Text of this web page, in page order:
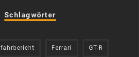
Schlagwörter
fahrbericht Ferrari GT-R